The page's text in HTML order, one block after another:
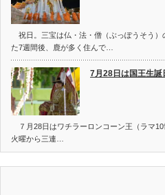
祝日。三宝は仏・法・僧（ぶっぽうそう）
た7週間後、鹿が多く住んで…
7月28日は国王生
７月28日はワチラーロンコーン王（ラマ
火曜から三連…